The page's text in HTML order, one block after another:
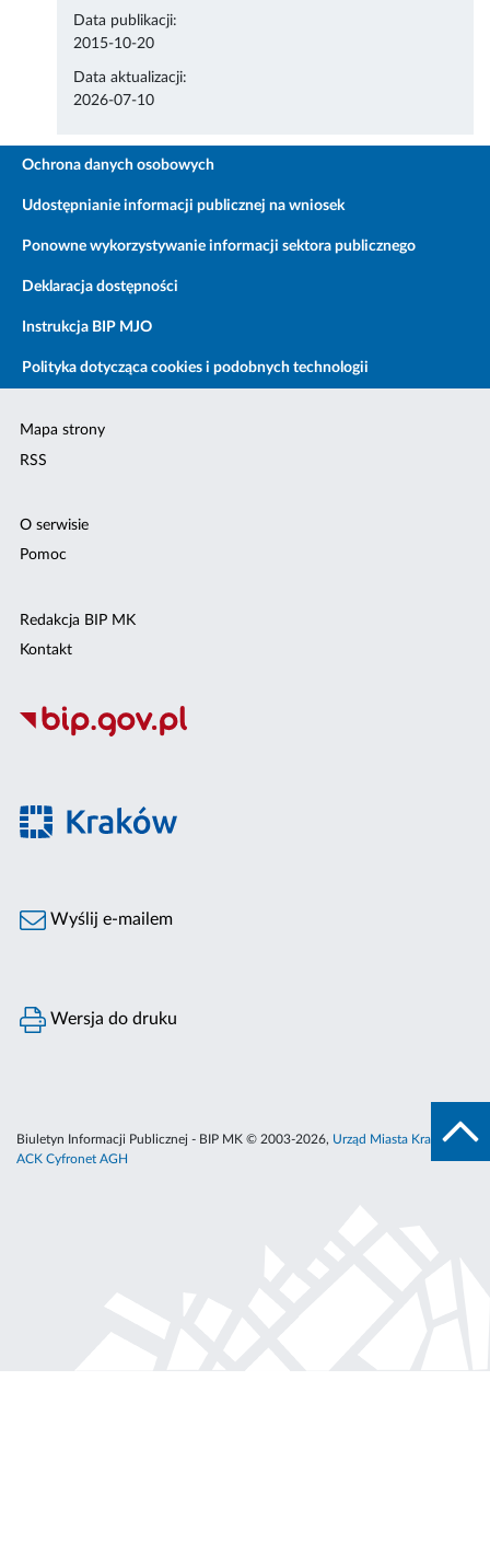
Data publikacji:
2015-10-20
Data aktualizacji:
2026-07-10
Ochrona danych osobowych
Udostępnianie informacji publicznej na wniosek
Ponowne wykorzystywanie informacji sektora publicznego
Deklaracja dostępności
Instrukcja BIP MJO
Polityka dotycząca cookies i podobnych technologii
Mapa strony
RSS
O serwisie
Pomoc
Redakcja BIP MK
Kontakt
Wyślij e-mailem
Wersja do druku
Biuletyn Informacji Publicznej - BIP MK © 2003-2026, Urząd Miasta Krakowa
ACK Cyfronet AGH